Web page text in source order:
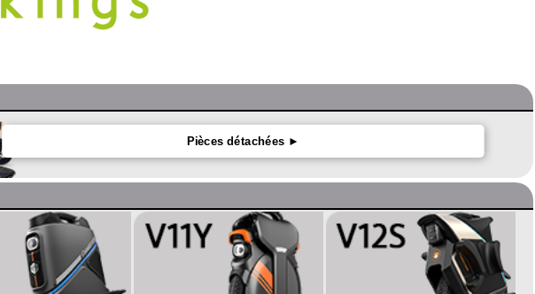
Pièces détachées ►